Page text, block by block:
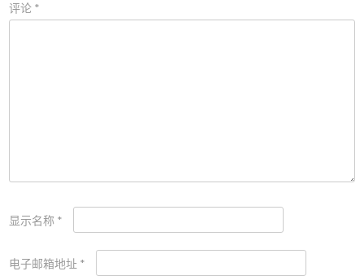
评论 *
显示名称 *
电子邮箱地址 *